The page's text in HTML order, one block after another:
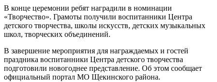
В конце церемонии ребят наградили в номинации
«Творчество». Грамоты получили воспитанники Центра
детского творчества, школы искусств, детских музыкальных
школ, творческих объединений.
В завершение мероприятия для награждаемых и гостей
праздника воспитанники Центра детского творчества
подготовили новогоднее представление. Об этом сообщает
официальный портал МО Щекинского района.